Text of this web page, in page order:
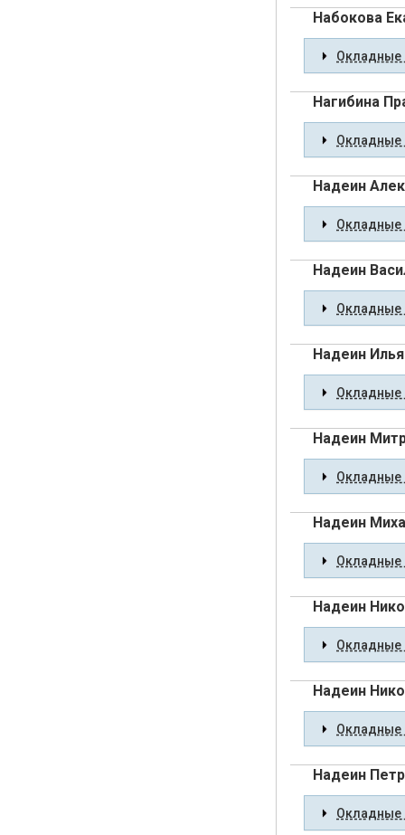
Набокова
Окладные
Нагибина
Окладные
Надеин
Окладные
Надеин
Окладные
Надеин
Окладные
Надеин
Окладные
Надеин
Окладные
Надеин
Окладные
Надеин
Окладные
Надеин
Окладные